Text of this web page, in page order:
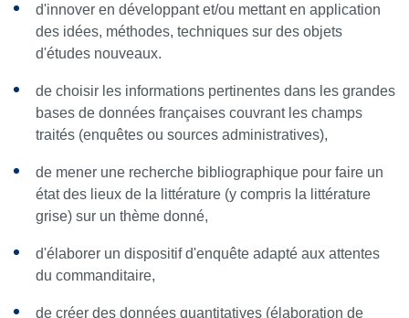
d'innover en développant et/ou mettant en application
des idées, méthodes, techniques sur des objets
d'études nouveaux.
de choisir les informations pertinentes dans les grandes
bases de données françaises couvrant les champs
traités (enquêtes ou sources administratives),
de mener une recherche bibliographique pour faire un
état des lieux de la littérature (y compris la littérature
grise) sur un thème donné,
d'élaborer un dispositif d'enquête adapté aux attentes
du commanditaire,
de créer des données quantitatives (élaboration de